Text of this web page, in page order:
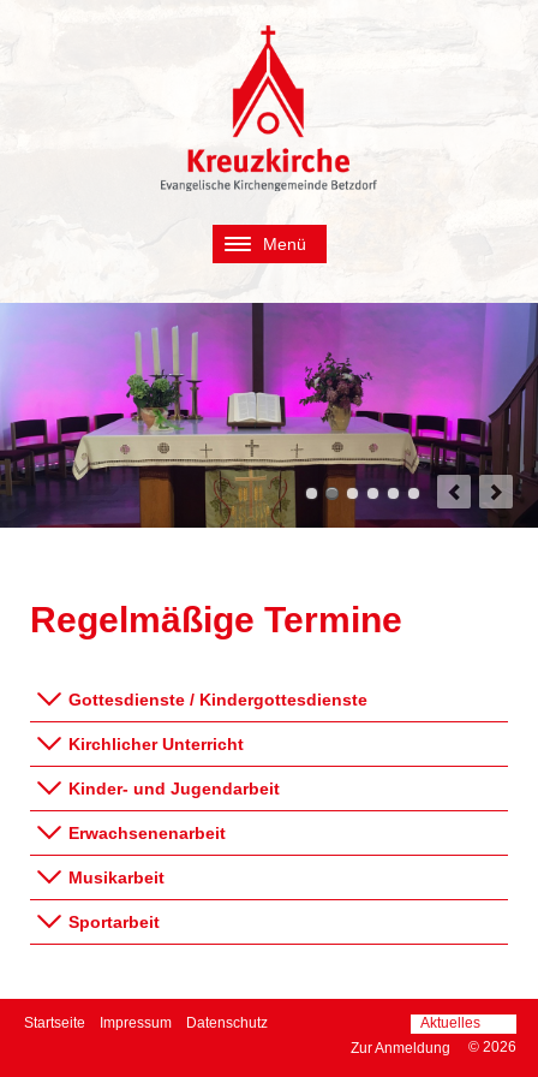
Menü
Navigation
Termine und Events
Regelmäßige Termine
Events
Kalender
Suchen
Regelmäßige Termine
Gottesdienste / Kindergottesdienste
Kirchlicher Unterricht
Kinder- und Jugendarbeit
Erwachsenenarbeit
Musikarbeit
Sportarbeit
Navigation
Startseite Impressum
Datenschutz
© 2026
Zur Anmeldung
Navigation
Aktuelles